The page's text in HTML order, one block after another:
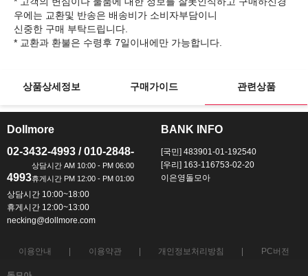
우에는 교환및 반송은 배송비가 소비자부담이니
신중한 구매 부탁드립니다.
상품상세정보 구매가이드 관련상품
Dollmore
02-3432-4993 / 010-2848-
4993
상담시간 10:00~18:00
휴게시간 12:00~13:00
necking@dollmore.com
BANK INFO
[국민] 483901-01-192540
[우리] 163-116753-02-20
이은영돌모아
이용안내 이용약관 개인정보처리방침 PC버전